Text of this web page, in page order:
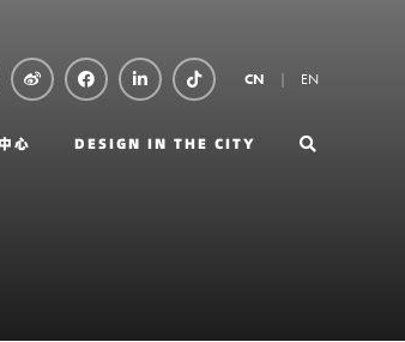
CN EN
心 DESIGN IN THE CITY